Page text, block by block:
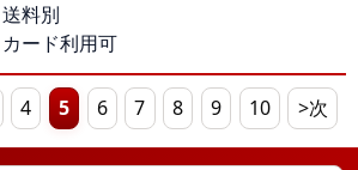
送料別
カード利用可
4 5 6 7 8 9 10 >次